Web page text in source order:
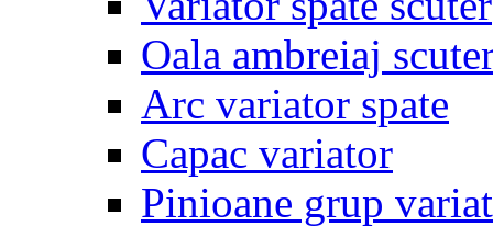
Oala ambreiaj
Arc variator spate
Capac variator
Pinioane grup